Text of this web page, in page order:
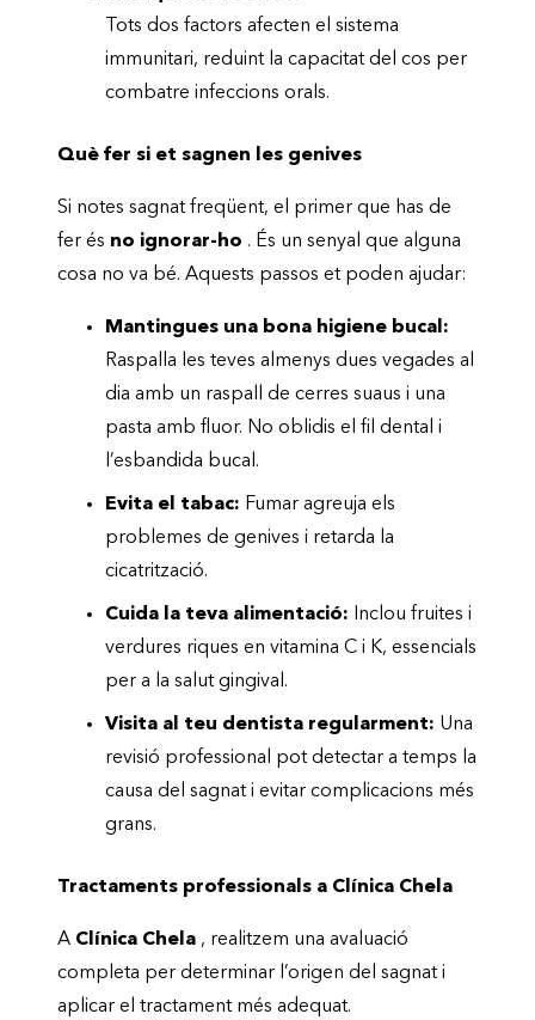
Tots dos factors afecten el sistema
immunitari, reduint la capacitat del cos per
combatre infeccions orals.
Què fer si et sagnen les genives
Si notes sagnat freqüent, el primer que has de
fer és no ignorar-ho . És un senyal que alguna
cosa no va bé. Aquests passos et poden ajudar:
Mantingues una bona higiene bucal:
Raspalla les teves almenys dues vegades al
dia amb un raspall de cerres suaus i una
pasta amb fluor. No oblidis el fil dental i
l’esbandida bucal.
Evita el tabac: Fumar agreuja els
problemes de genives i retarda la
cicatrització.
Cuida la teva alimentació: Inclou fruites i
verdures riques en vitamina C i K, essencials
per a la salut gingival.
Visita al teu dentista regularment: Una
revisió professional pot detectar a temps la
causa del sagnat i evitar complicacions més
grans.
Tractaments professionals a Clínica Chela
A Clínica Chela , realitzem una avaluació
completa per determinar l’origen del sagnat i
aplicar el tractament més adequat.